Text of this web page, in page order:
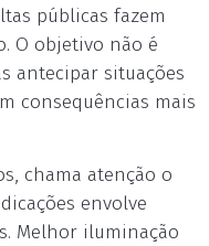
públicas fazem
O objetivo não é
antecipar situações
consequências mais
chama atenção o
envolve
Melhor iluminação